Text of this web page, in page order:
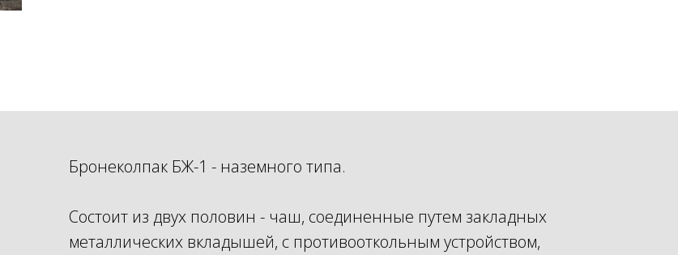
Бронеколпак БЖ-1 - наземного типа.
Состоит из двух половин - чаш, соединенные путем закладных
металлических вкладышей, с противооткольным устройством,